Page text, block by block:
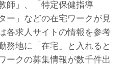
師」、「特定保健指導
ー」などの在宅ワークが見
各求人サイトの情報を参考
務地に「在宅」と入れると
ークの募集情報が数千件出